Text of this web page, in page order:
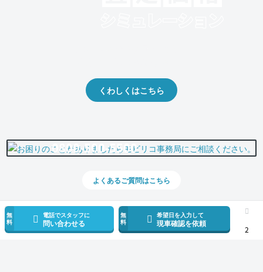
無
料
電話でスタッフに
問い合わせる
無
料
希望日を入力して
現車確認を依頼
2
くわしくはこちら
0800-500-5500
よくあるご質問はこちら